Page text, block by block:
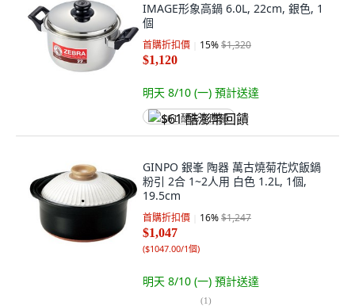
IMAGE形象高鍋 6.0L, 22cm, 銀色, 1
個
首購折扣價 15%$1,320
$1,120
明天 8/10 (一) 預計送達
$61 酷澎幣回饋
GINPO 銀峯 陶器 萬古燒菊花炊飯鍋
粉引 2合 1~2人用 白色 1.2L, 1個,
19.5cm
首購折扣價 16%$1,247
$1,047
($1047.00/1個)
明天 8/10 (一) 預計送達
(1)